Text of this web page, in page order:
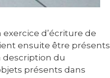
d’écriture de
ensuite être présents
description du
présents dans